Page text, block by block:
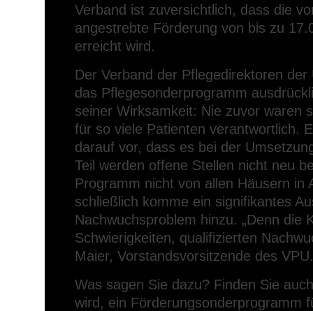
Verband ist zuversichtlich, dass die
angestrebte Förderung von bis zu
erreicht wird.
Der Verband der Pflegedirektoren
das Pflegesonderprogramm
seiner Wirksamkeit: Nie zuvor waren
für so viele Patienten verantwortlich.
darauf vor, dass es bei der
Teil werden offene Stellen nicht neu
Programm nicht von allen Häusern in
schließlich komme ein signifikantes
Nachwuchsproblem hinzu. „Denn die
Schwierigkeiten, qualifizierten
Maier, Vorstandsvorsitzende des VPU.
Was sagen Sie dazu? Finden Sie
wird, ein Förderungsonderprogramm